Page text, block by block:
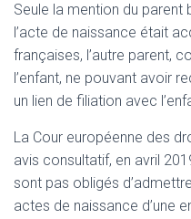
Seule la mention du parent
l’acte de naissance était
françaises, l’autre parent,
l’enfant, ne pouvant avoir
un lien de filiation avec
La Cour européenne des
avis consultatif, en avril
sont pas obligés
actes de naissance d’une